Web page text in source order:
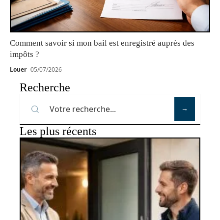
Comment savoir si mon bail est enregistré auprès des
impôts ?
Louer 05/07/2026
Recherche
Les plus récents